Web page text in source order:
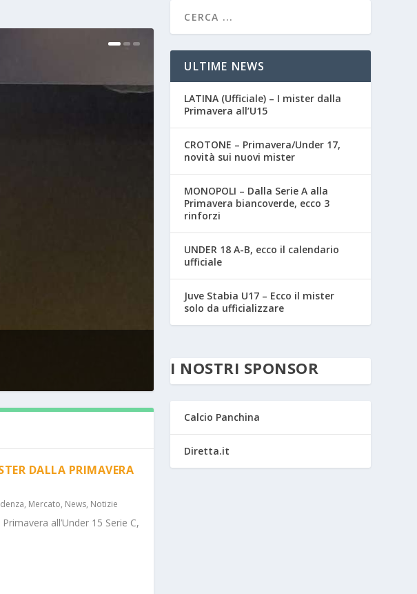
DALLA PRIMAVERA
, Mercato, News, Notizie
all’Under 15 Serie C,
ULTIME NEWS
LATINA (Ufficiale) – I mister dalla
Primavera all’U15
CROTONE – Primavera/Under 17,
novità sui nuovi mister
MONOPOLI – Dalla Serie A alla
Primavera biancoverde, ecco 3
rinforzi
UNDER 18 A-B, ecco il calendario
ufficiale
Juve Stabia U17 – Ecco il mister
solo da ufficializzare
I NOSTRI SPONSOR
Calcio Panchina
Diretta.it